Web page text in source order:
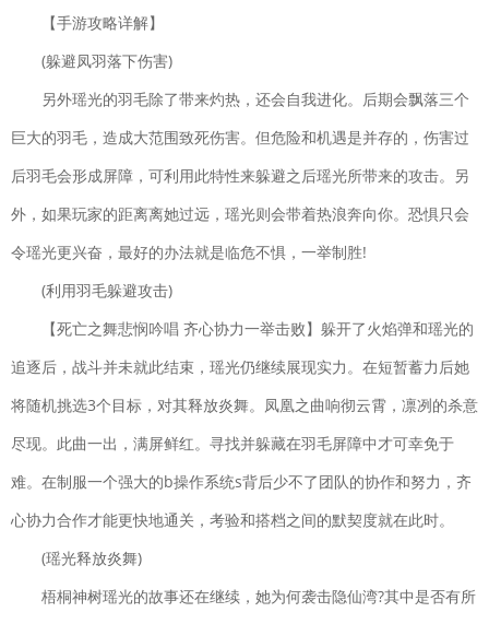
国产软件 飞行射击| 1935MB
云
上大陆
角色扮演|
【手游攻略详解】
(躲避凤羽落下伤害)
另外瑶光的羽毛除了带来灼热，还会自我进化。后期会飘落三个
巨大的羽毛，造成大范围致死伤害。但危险和机遇是并存的，伤害过
后羽毛会形成屏障，可利用此特性来躲避之后瑶光所带来的攻击。另
外，如果玩家的距离离她过远，瑶光则会带着热浪奔向你。恐惧只会
令瑶光更兴奋，最好的办法就是临危不惧，一举制胜!
(利用羽毛躲避攻击)
【死亡之舞悲悯吟唱 齐心协力一举击败】躲开了火焰弹和瑶光的
追逐后，战斗并未就此结束，瑶光仍继续展现实力。在短暂蓄力后她
将随机挑选3个目标，对其释放炎舞。凤凰之曲响彻云霄，凛冽的杀意
尽现。此曲一出，满屏鲜红。寻找并躲藏在羽毛屏障中才可幸免于
难。在制服一个强大的b操作系统s背后少不了团队的协作和努力，齐
心协力合作才能更快地通关，考验和搭档之间的默契度就在此时。
(瑶光释放炎舞)
梧桐神树瑶光的故事还在继续，她为何袭击隐仙湾?其中是否有所